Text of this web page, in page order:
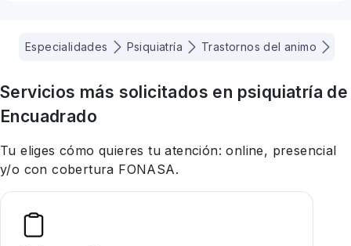
Especialidades Psiquiatría Trastornos del animo
Servicios más solicitados en psiquiatría de
Encuadrado
Tu eliges cómo quieres tu atención: online, presencial
y/o con cobertura FONASA.